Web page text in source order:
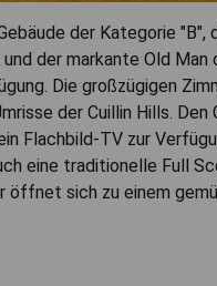
der Kategorie "B",
der markante Old
Die großzügigen
der Cuillin Hills.
Flachbild-TV zur
eine traditionelle Full
öffnet sich zu einem